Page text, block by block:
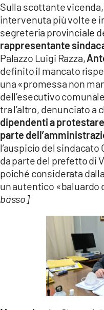
Sulla scottante
intervenuta più volte e
segreteria provinciale
rappresentante
Palazzo Luigi Razza,
definito il mancato
una «promessa non
dell’esecutivo
tra l’altro, denunciato a
dipendenti a
parte
l’auspicio del
da parte del prefetto di
poiché considerata
un autentico «baluardo
basso]